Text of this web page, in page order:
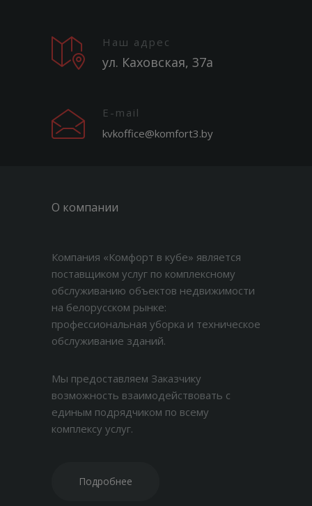
Наш адрес
ул. Каховская, 37а
E-mail
kvkoffice@komfort3.by
О компании
Компания «Комфорт в кубе» является
поставщиком услуг по комплексному
обслуживанию объектов недвижимости
на белорусском рынке:
профессиональная уборка и техническое
обслуживание зданий.
Мы предоставляем Заказчику
возможность взаимодействовать с
единым подрядчиком по всему
комплексу услуг.
Подробнее